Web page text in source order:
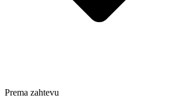
Prema zahtevu